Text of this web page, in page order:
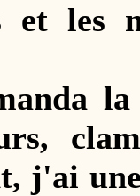
et les
la
j'ai